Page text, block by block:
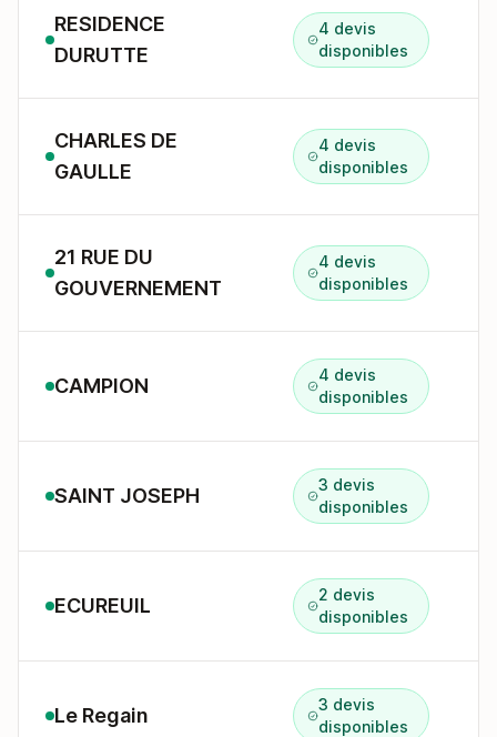
RESIDENCE
DURUTTE
4 devis
disponibles
CHARLES DE
GAULLE
4 devis
disponibles
21 RUE DU
GOUVERNEMENT
4 devis
disponibles
CAMPION
4 devis
disponibles
SAINT JOSEPH
3 devis
disponibles
ECUREUIL
2 devis
disponibles
Le Regain
3 devis
disponibles